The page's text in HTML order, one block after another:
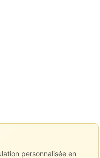
personnalisée en